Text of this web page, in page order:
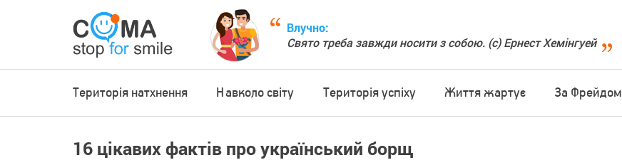
Влучно:
Свято треба завжди носити з собою. (с) Ернест Хемінгуей
Територія натхнення Навколо світу Територія успіху Життя жартує За Фрейдом
16 цікавих фактів про український борщ